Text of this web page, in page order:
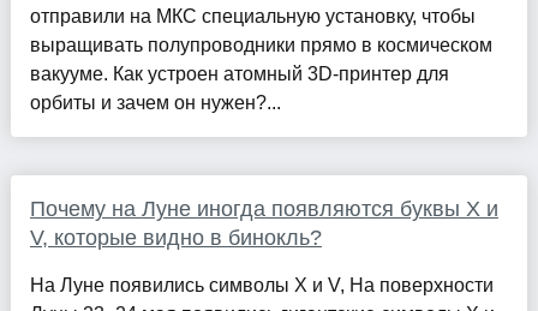
отправили на МКС специальную установку, чтобы
выращивать полупроводники прямо в космическом
вакууме. Как устроен атомный 3D-принтер для
орбиты и зачем он нужен?...
Почему на Луне иногда появляются буквы X и
V, которые видно в бинокль?
На Луне появились символы X и V, На поверхности